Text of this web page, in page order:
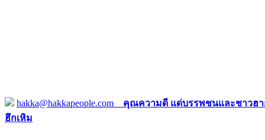
hakka@hakkapeople.com คุณความดี แด่บรรพชนและชาวฮ
ฮึกเหิม